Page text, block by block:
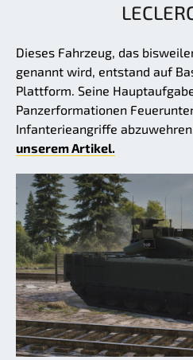
Dieses Fahrzeug, das
genannt wird, entstand auf
Plattform. Seine
Panzerformationen
Infanterieangriffe
unserem Artikel.